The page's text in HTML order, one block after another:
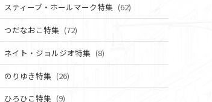
スティーブ・ホールマーク特集 (62)
つだなおこ特集 (72)
ネイト・ジョルジオ特集 (8)
のりゆき特集 (26)
ひろひこ特集 (9)